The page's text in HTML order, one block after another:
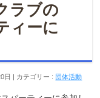
ラブの
ィーに
日 カテゴリー : 団体活動